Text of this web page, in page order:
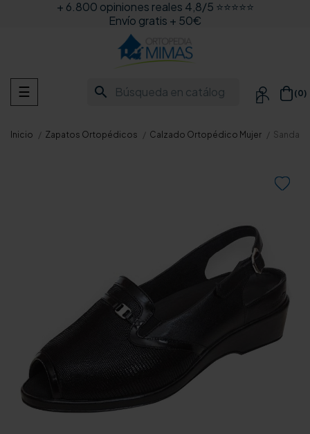
+ 6.800 opiniones reales 4,8/5 ⭐⭐⭐⭐⭐
Envío gratis + 50€
search  (0)
Navegación
de
☰
Inicio Zapatos Ortopédicos Calzado Ortopédico Mujer
